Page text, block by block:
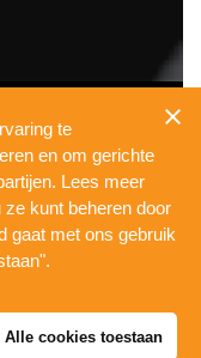
te
en om gerichte
Lees meer
kunt beheren door
gaat met ons gebruik
Alle cookies toestaan